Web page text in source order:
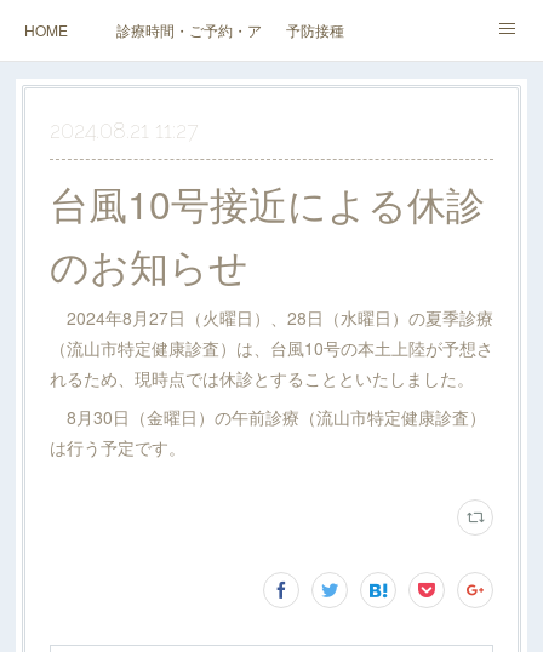
HOME 診療時間・ご予約・アクセス予防接種
健診（検診）・人間ドック・その他外来
企業健診 スタッフ・当院紹介
2024.08.21 11:27
台風10号接近による休診
のお知らせ
2024年8月27日（火曜日）、28日（水曜日）の夏季診療
（流山市特定健康診査）は、台風10号の本土上陸が予想さ
れるため、現時点では休診とすることといたしました。
8月30日（金曜日）の午前診療（流山市特定健康診査）
は行う予定です。